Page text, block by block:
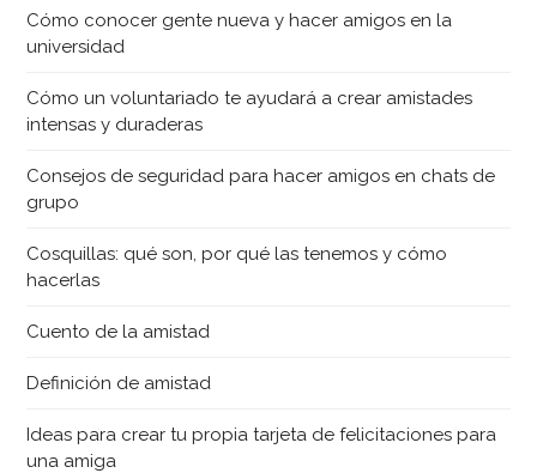
Cómo conocer gente nueva y hacer amigos en la
universidad
Cómo un voluntariado te ayudará a crear amistades
intensas y duraderas
Consejos de seguridad para hacer amigos en chats de
grupo
Cosquillas: qué son, por qué las tenemos y cómo
hacerlas
Cuento de la amistad
Definición de amistad
Ideas para crear tu propia tarjeta de felicitaciones para
una amiga